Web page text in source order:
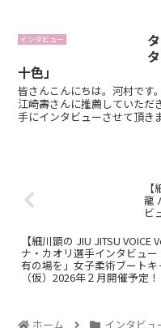
インタビュー
十色」
皆さんこんにちは。河村です
江崎壽さんに推薦していただ
手にインタビューさせて頂き
龍
ビ
【細川顕の JIU JITSU VOICE
ナ・カオリ選手インタビュ
有の場を」女子柔術ブートキ
（仮）2026年２月開催予定！
ホーム インタビュ